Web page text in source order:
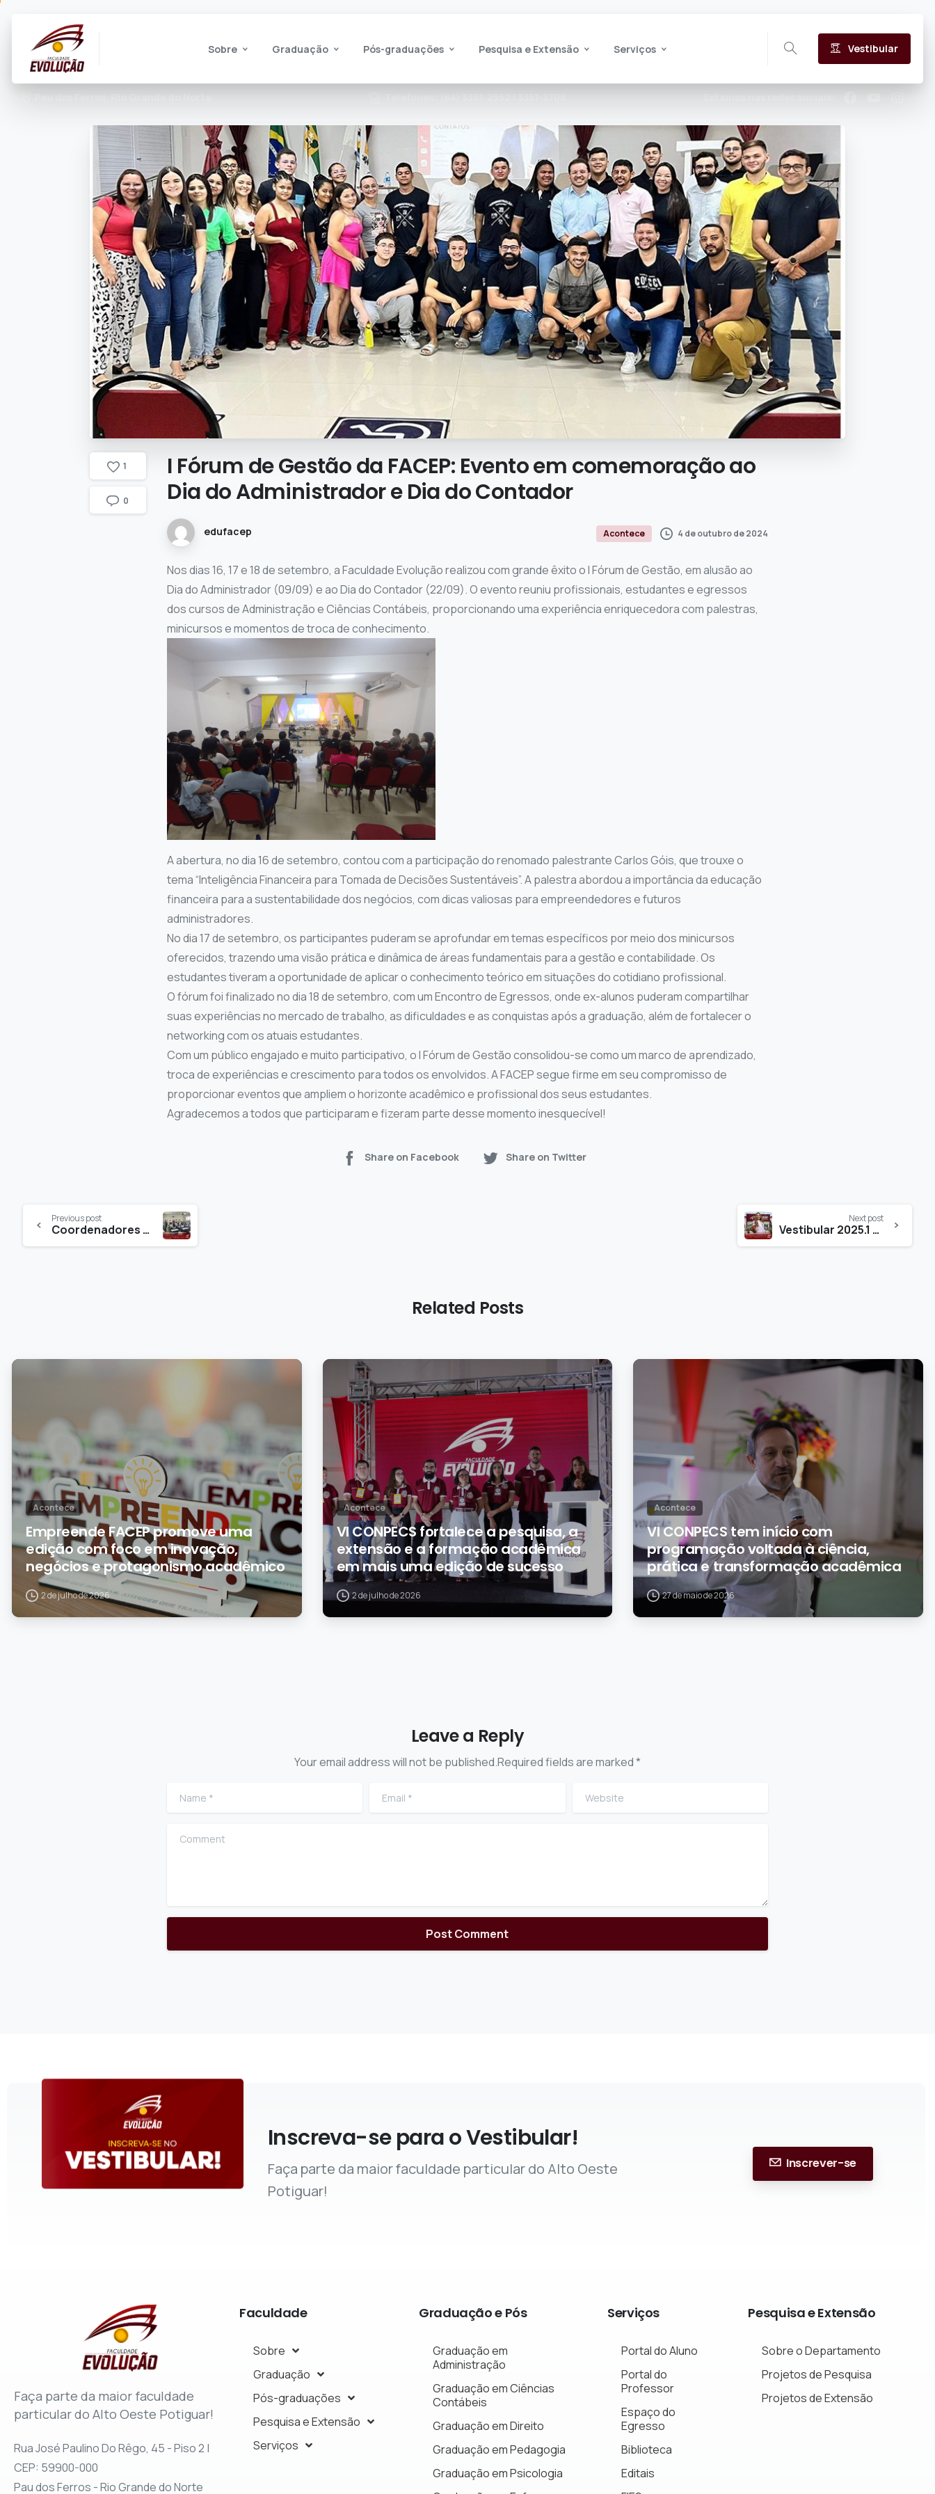
Sobre Graduação Pós-graduações Pesquisa e Extensão Serviços Vestibular
1
0
I Fórum deGestãoda FACEP: Eventoem comemoraçãoao
DiadoAdministradore DiadoContador
edufacep Acontece 4 de outubro de 2024
Nos dias 16, 17 e 18 de setembro, a Faculdade Evolução realizou com grande êxito o I Fórum de Gestão, em alusão ao
Dia do Administrador (09/09) e ao Dia do Contador (22/09). O evento reuniu profissionais, estudantes e egressos
dos cursos de Administração e Ciências Contábeis, proporcionando uma experiência enriquecedora com palestras,
minicursos e momentos de troca de conhecimento.
A abertura, no dia 16 de setembro, contou com a participação do renomado palestrante Carlos Góis, que trouxe o
tema “Inteligência Financeira para Tomada de Decisões Sustentáveis”. A palestra abordou a importância da educação
financeira para a sustentabilidade dos negócios, com dicas valiosas para empreendedores e futuros
administradores.
No dia 17 de setembro, os participantes puderam se aprofundar em temas específicos por meio dos minicursos
oferecidos, trazendo uma visão prática e dinâmica de áreas fundamentais para a gestão e contabilidade. Os
estudantes tiveram a oportunidade de aplicar o conhecimento teórico em situações do cotidiano profissional.
O fórum foi finalizado no dia 18 de setembro, com um Encontro de Egressos, onde ex-alunos puderam compartilhar
suas experiências no mercado de trabalho, as dificuldades e as conquistas após a graduação, além de fortalecer o
networking com os atuais estudantes.
Com um público engajado e muito participativo, o I Fórum de Gestão consolidou-se como um marco de aprendizado,
troca de experiências e crescimento para todos os envolvidos. A FACEP segue firme em seu compromisso de
proporcionar eventos que ampliem o horizonte acadêmico e profissional dos seus estudantes.
Agradecemos a todos que participaram e fizeram parte desse momento inesquecível!
Share on Facebook Share on Twitter
Previous post
Coordenadores da FACEP Visitam Escolas do Alto Oeste em Campanha de Vestibular
Next post
Vestibular 2025.1 da FACEP: A Oportunidade de Transformar Seu Futuro!
Related Posts
Acontece
Empreende FACEP promove uma
edição com foco em inovação,
negócios e protagonismo acadêmico
2 de julho de 2026
0
Acontece
VI CONPECS fortalece a pesquisa, a
extensão e a formação acadêmica
em mais uma edição de sucesso
2 de julho de 2026
Acontece
VI CONPECS tem início com
programação voltada à ciência,
prática e transformação acadêmica
27 de maio de 2026
Leave a Reply
Your email address will not be published.Required fields are marked *
Name
Email Website
Comment
Inscreva-se para o Vestibular!
Faça parte da maior faculdade particular do Alto Oeste
Potiguar!
Inscrever-se
Faça parte da maior faculdade
particular do Alto Oeste Potiguar!
Rua José Paulino Do Rêgo, 45 - Piso 2 |
CEP: 59900-000
Pau dos Ferros - Rio Grande do Norte
Faculdade
Sobre
Graduação
Pós-graduações
Pesquisa e Extensão
Serviços
Graduaçãoe Pós
Graduação em
Administração
Graduação em Ciências
Contábeis
Graduação em Direito
Graduação em Pedagogia
Graduação em Psicologia
Serviços
Portal do Aluno
Portal do
Professor
Espaço do
Egresso
Biblioteca
Editais
PesquisaeExtensão
Sobre o Departamento
Projetos de Pesquisa
Projetos de Extensão